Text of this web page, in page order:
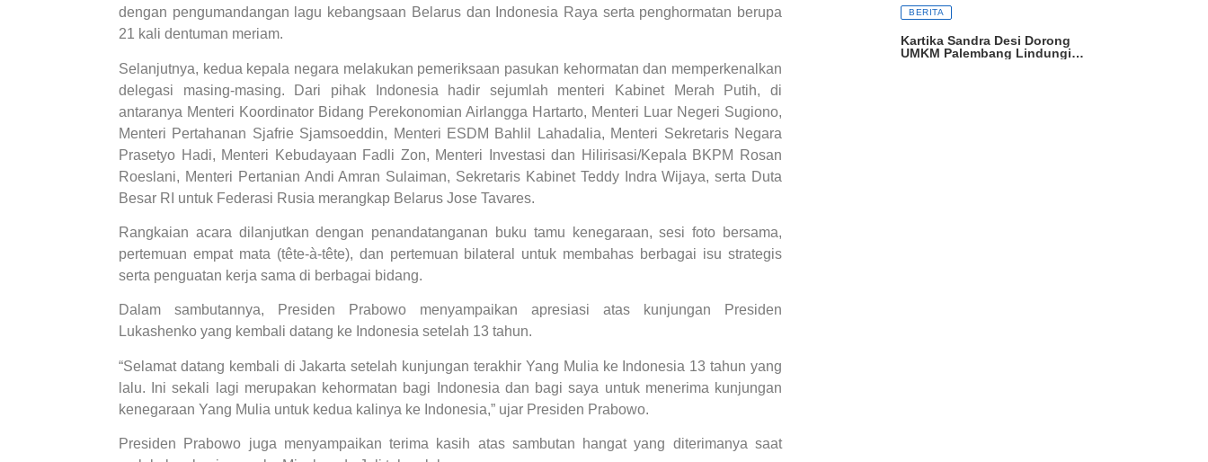
dengan pengumandangan lagu kebangsaan Belarus dan Indonesia Raya serta penghormatan berupa
21 kali dentuman meriam.
Selanjutnya, kedua kepala negara melakukan pemeriksaan pasukan kehormatan dan memperkenalkan
delegasi masing-masing. Dari pihak Indonesia hadir sejumlah menteri Kabinet Merah Putih, di
antaranya Menteri Koordinator Bidang Perekonomian Airlangga Hartarto, Menteri Luar Negeri Sugiono,
Menteri Pertahanan Sjafrie Sjamsoeddin, Menteri ESDM Bahlil Lahadalia, Menteri Sekretaris Negara
Prasetyo Hadi, Menteri Kebudayaan Fadli Zon, Menteri Investasi dan Hilirisasi/Kepala BKPM Rosan
Roeslani, Menteri Pertanian Andi Amran Sulaiman, Sekretaris Kabinet Teddy Indra Wijaya, serta Duta
Besar RI untuk Federasi Rusia merangkap Belarus Jose Tavares.
Rangkaian acara dilanjutkan dengan penandatanganan buku tamu kenegaraan, sesi foto bersama,
pertemuan empat mata (tête-à-tête), dan pertemuan bilateral untuk membahas berbagai isu strategis
serta penguatan kerja sama di berbagai bidang.
Dalam sambutannya, Presiden Prabowo menyampaikan apresiasi atas kunjungan Presiden
Lukashenko yang kembali datang ke Indonesia setelah 13 tahun.
“Selamat datang kembali di Jakarta setelah kunjungan terakhir Yang Mulia ke Indonesia 13 tahun yang
lalu. Ini sekali lagi merupakan kehormatan bagi Indonesia dan bagi saya untuk menerima kunjungan
kenegaraan Yang Mulia untuk kedua kalinya ke Indonesia,” ujar Presiden Prabowo.
Presiden Prabowo juga menyampaikan terima kasih atas sambutan hangat yang diterimanya saat
BERITA
Kartika Sandra Desi Dorong
UMKM Palembang Lindungi